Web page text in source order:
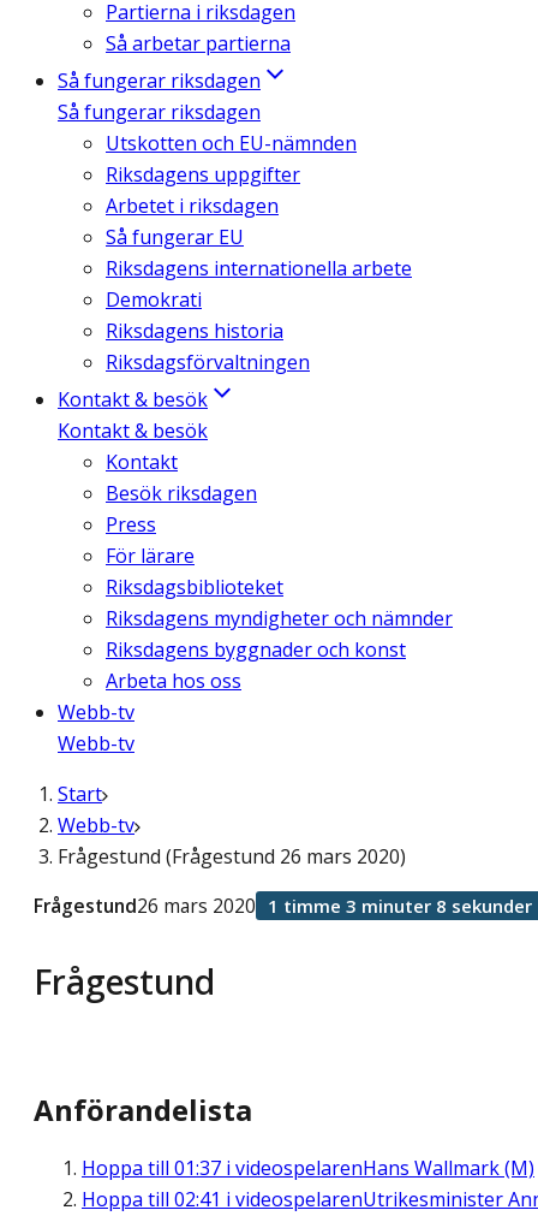
Partierna i riksdagen
Så arbetar partierna
Så fungerar riksdagen
Så fungerar riksdagen
Utskotten och EU-nämnden
Riksdagens uppgifter
Arbetet i riksdagen
Så fungerar EU
Riksdagens internationella arbete
Demokrati
Riksdagens historia
Riksdagsförvaltningen
Kontakt & besök
Kontakt & besök
Kontakt
Besök riksdagen
Press
För lärare
Riksdagsbiblioteket
Riksdagens myndigheter och nämnder
Riksdagens byggnader och konst
Arbeta hos oss
Webb-tv
Webb-tv
Start
Webb-tv
Frågestund (Frågestund 26 mars 2020)
Frågestund
Frågestund26 mars 2020 1 timme 3 minuter 8 sekunder
Anförandelista
Hoppa till 01:37 i videospelarenHans Wallmark (M)
Hoppa till 02:41 i videospelarenUtrikesminister